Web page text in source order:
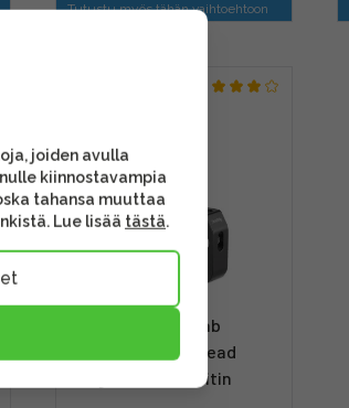
Tutustu myös tähän vaihtoehtoon
Smallrig 2164 Crab
Clamp with Ballhead
Magic Arm -kiinnitin
joiden avulla
kiinnostavampia
tahansa muuttaa
Lue lisää tästä.